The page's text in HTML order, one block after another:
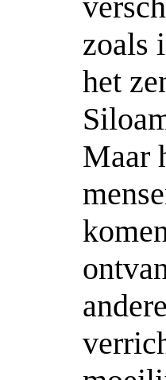
zoals
het
Maar